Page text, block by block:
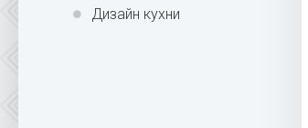
Дизайн кухни